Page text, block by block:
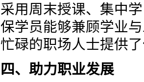
采用周末授课、集中
保学员能够兼顾学业
忙碌的职场人士提供
四、助力职业发展